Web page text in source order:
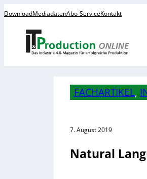
DownloadMediadatenAbo-ServiceKontakt
FACHARTIKEL,
7. August 2019
Natural